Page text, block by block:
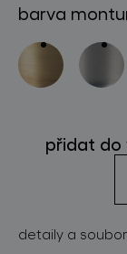
barva
přidat do
detaily a